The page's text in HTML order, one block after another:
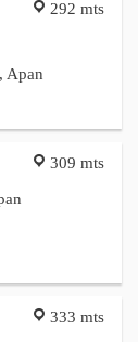
292 mts
Apan
309 mts
333 mts